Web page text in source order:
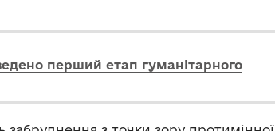
перший етап гуманітарного